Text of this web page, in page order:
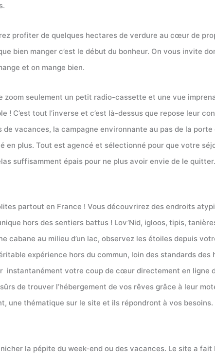
profiter de quelques hectares de verdure au cœur de
bien manger c’est le début du bonheur. On vous invite
et on mange bien.
zoom seulement un petit radio-cassette et une vue
C’est tout l’inverse et c’est là-dessus que repose leur
vacances, la campagne environnante au pas de la
plus. Tout est agencé et sélectionné pour que votre
suffisamment épais pour ne plus avoir envie de le
partout en France ! Vous découvrirez des endroits
hors des sentiers battus ! Lov’Nid, igloos, tipis,
cabane au milieu d’un lac, observez les étoiles depuis
expérience hors du commun, loin des standards
instantanément votre coup de cœur directement en ligne
de trouver l’hébergement de vos rêves grâce à leur
une thématique sur le site et ils répondront à vos besoins.
la pépite du week-end ou des vacances. Le site a